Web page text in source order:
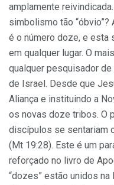
amplamente
simbolismo tão
é o número doze, e esta
em qualquer lugar. O
qualquer pesquisador
de Israel. Desde que
Aliança e instituindo a
os novas doze tribos. O
discípulos se sentariam
(Mt 19:28). Este é um
reforçado no livro de
“dozes” estão unidos